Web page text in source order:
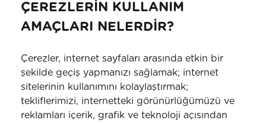
ÇEREZLERİN KULLANIM
AMAÇLARI NELERDİR?
Çerezler, internet sayfaları arasında etkin bir
şekilde geçiş yapmanızı sağlamak; internet
sitelerinin kullanımını kolaylaştırmak;
tekliflerimizi, internetteki görünürlüğümüzü ve
reklamları içerik, grafik ve teknoloji açısından